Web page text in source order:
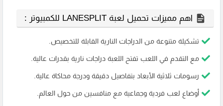
اهم مميزات تحميل لعبة LANESPLIT للكمبيوتر :
تشكيلة متنوعة من الدراجات النارية القابلة للتخصيص.
مع التقدم في اللعب تفتح اللعبة دراجات نارية بقدرات عالية.
رسومات ثلاثية الأبعاد بتفاصيل دقيقة ودرجة محاكاة عالية.
أوضاع لعب فردية وجماعية مع منافسين من حول العالم.